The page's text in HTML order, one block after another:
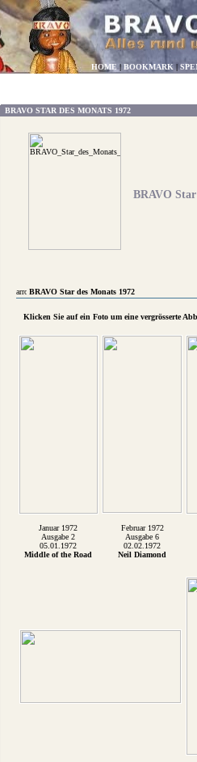
HOME | BOOKMARK |
BRAVO STAR DES MONATS 1972
BRAVO
BRAVO Star des Monats 1972
Klicken Sie auf ein Foto um eine vergrösserte
Januar 1972
Februar 1972
Ausgabe 2
Ausgabe 6
05.01.1972
02.02.1972
Middle of the Road
Neil Diamond